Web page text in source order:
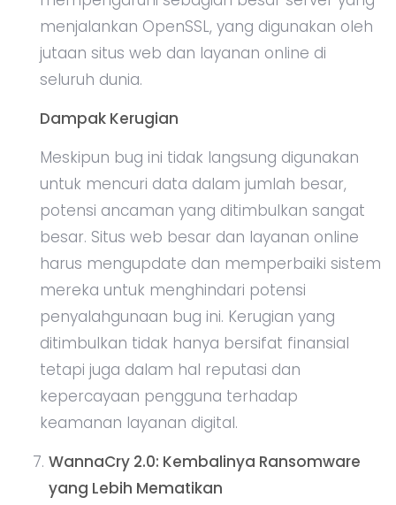
menjalankan OpenSSL, yang digunakan oleh
jutaan situs web dan layanan online di
seluruh dunia.
Dampak Kerugian
Meskipun bug ini tidak langsung digunakan
untuk mencuri data dalam jumlah besar,
potensi ancaman yang ditimbulkan sangat
besar. Situs web besar dan layanan online
harus mengupdate dan memperbaiki sistem
mereka untuk menghindari potensi
penyalahgunaan bug ini. Kerugian yang
ditimbulkan tidak hanya bersifat finansial
tetapi juga dalam hal reputasi dan
kepercayaan pengguna terhadap
keamanan layanan digital.
WannaCry 2.0: Kembalinya Ransomware
yang Lebih Mematikan